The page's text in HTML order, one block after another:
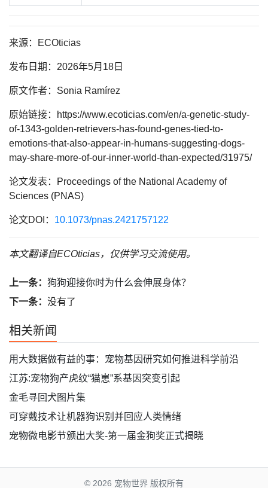
来源 ：ECOticias
发布日期 ：2026年5月18日
原文作者：Sonia Ramírez
原始链接：https://www.ecoticias.com/en/a-genetic-study-
of-1343-golden-retrievers-has-found-genes-tied-to-
emotions-that-also-appear-in-humans-suggesting-dogs-
may-share-more-of-our-inner-world-than-expected/31975/
论文发表 ：Proceedings of the National Academy of
Sciences (PNAS)
论文DOI ： 10.1073/pnas.2421757122
本文翻译自ECOticias，仅供学习交流使用。
上一条： 狗狗迎接你时为什么会伸展身体？
下一条： 没有了
相关新闻
用大数据做有益的事：宠物基因研究如何推进科学前沿
江苏:宠物狗产虎纹“猫崽”系基因突变引起
金毛寻回犬图片集
可穿戴技术让机器狗识别并回应人类情绪
宠物微电影节颁出大奖-第一届金狗奖正式揭晓
© 2026 宠物世界 版权所有